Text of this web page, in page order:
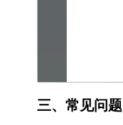
三、常见问题